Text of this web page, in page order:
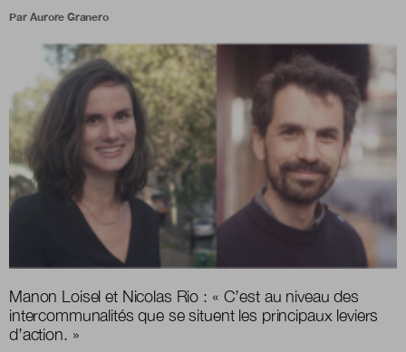
Par Aurore Granero
Manon Loisel et Nicolas Rio : « C’est au niveau des
intercommunalités que se situent les principaux leviers
d’action. »